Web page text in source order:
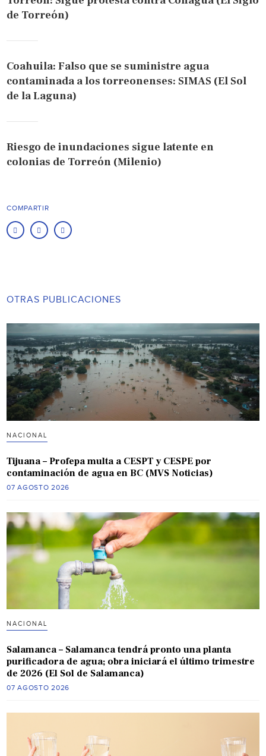
de Torreón)
Coahuila: Falso que se suministre agua
contaminada a los torreonenses: SIMAS (El Sol
de la Laguna)
Riesgo de inundaciones sigue latente en
colonias de Torreón (Milenio)
COMPARTIR
OTRAS PUBLICACIONES
NACIONAL
Tijuana – Profepa multa a CESPT y CESPE por
contaminación de agua en BC (MVS Noticias)
07 AGOSTO 2026
NACIONAL
Salamanca – Salamanca tendrá pronto una planta
purificadora de agua; obra iniciará el último trimestre
de 2026 (El Sol de Salamanca)
07 AGOSTO 2026